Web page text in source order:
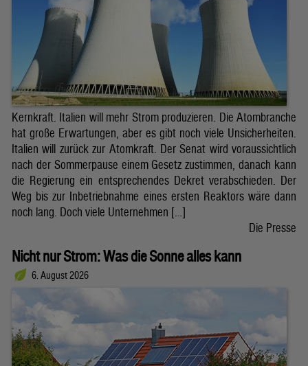
Kernkraft. Italien will mehr Strom produzieren. Die Atombranche
hat große Erwartungen, aber es gibt noch viele Unsicherheiten.
Italien will zurück zur Atomkraft. Der Senat wird voraussichtlich
nach der Sommerpause einem Gesetz zustimmen, danach kann
die Regierung ein entsprechendes Dekret verabschieden. Der
Weg bis zur Inbetriebnahme eines ersten Reaktors wäre dann
noch lang. Doch viele Unternehmen […]
Die Presse
Nicht nur Strom: Was die Sonne alles kann
6. August 2026